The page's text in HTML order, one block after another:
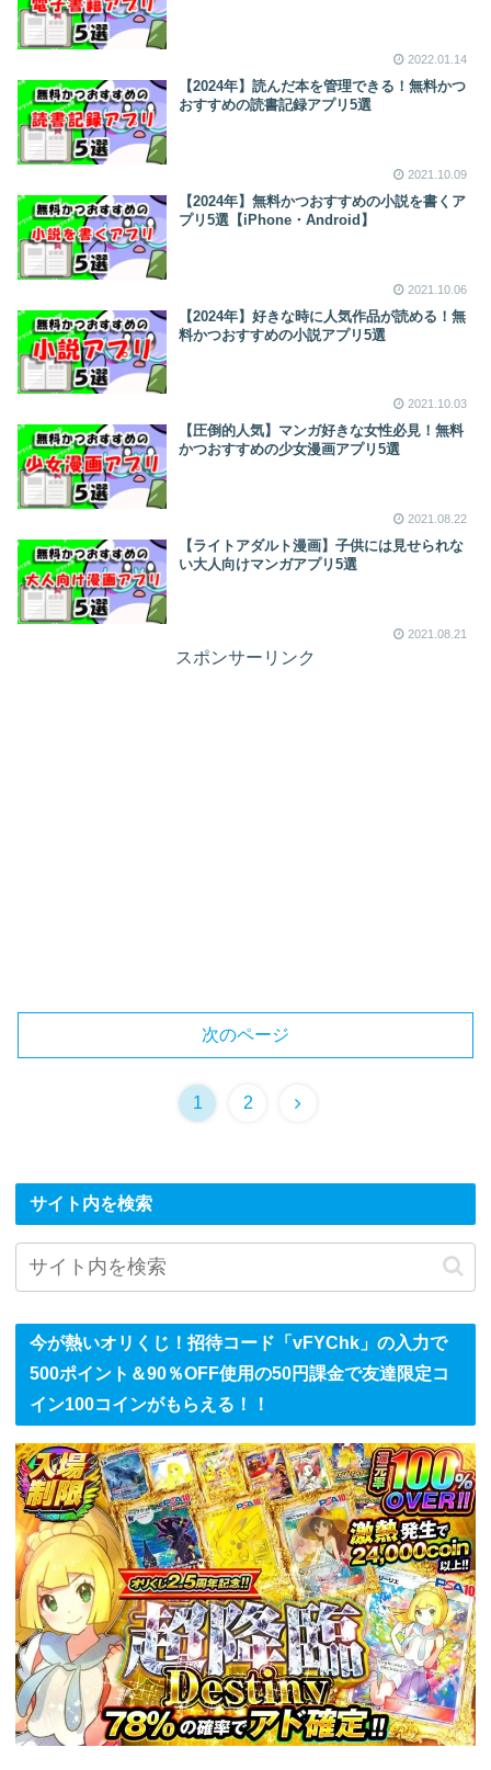
2022.01.14
【2024年】読んだ本を管理できる！無料かつ
おすすめの読書記録アプリ5選
2021.10.09
【2024年】無料かつおすすめの小説を書くア
プリ5選【iPhone・Android】
2021.10.06
【2024年】好きな時に人気作品が読める！無
料かつおすすめの小説アプリ5選
2021.10.03
【圧倒的人気】マンガ好きな女性必見！無料
かつおすすめの少女漫画アプリ5選
2021.08.22
【ライトアダルト漫画】子供には見せられな
い大人向けマンガアプリ5選
2021.08.21
スポンサーリンク
次のページ
1 2
サイト内を検索
今が熱いオリくじ！招待コード「vFYChk」の入力で
500ポイント＆90％OFF使用の50円課金で友達限定コ
イン100コインがもらえる！！